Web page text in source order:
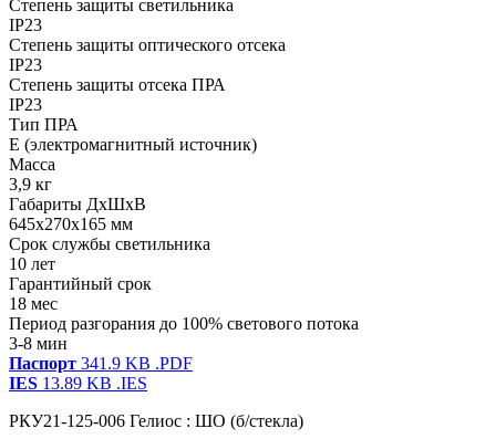
Степень защиты светильника
IP23
Степень защиты оптического отсека
IP23
Степень защиты отсека ПРА
IP23
Тип ПРА
E (электромагнитный источник)
Масса
3,9 кг
Габариты ДхШхВ
645x270x165 мм
Срок службы светильника
10 лет
Гарантийный срок
18 мес
Период разгорания до 100% светового потока
3-8 мин
Паспорт 341.9 KB .PDF
IES 13.89 KB .IES
РКУ21-125-006 Гелиос : ШО (б/стекла)